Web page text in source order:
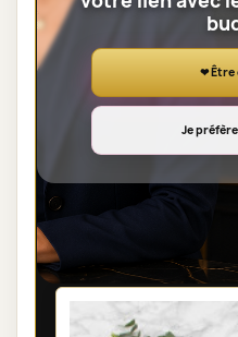
❤ Être
Je